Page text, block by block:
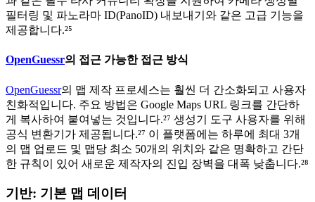
필터링 및 파노라마 ID(PanoID) 내보내기와 같은 고급 기능을
제공합니다.²⁵
OpenGuessr의 접근 가능한 접근 방식
OpenGuessr의 맵 제작 프로세스는 훨씬 더 간소화되고 사용자
친화적입니다. 주요 방법은 Google Maps URL 링크를 간단하
게 복사하여 붙여넣는 것입니다.²⁷ 생성기 도구 사용자를 위해
공식 변환기가 제공됩니다.²⁷ 이 플랫폼에는 하루에 최대 3개
의 맵 업로드 및 맵당 최소 50개의 위치와 같은 명확하고 간단
한 규칙이 있어 새로운 제작자의 진입 장벽을 대폭 낮춥니다.²⁸
기반: 기본 맵 데이터